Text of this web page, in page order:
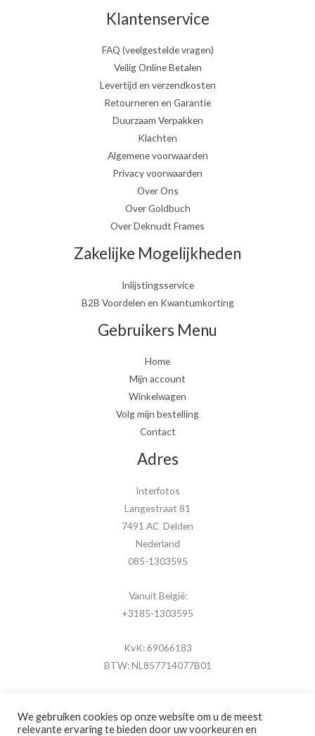
Klantenservice
FAQ (veelgestelde vragen)
Veilig Online Betalen
Levertijd en verzendkosten
Retourneren en Garantie
Duurzaam Verpakken
Klachten
Algemene voorwaarden
Privacy voorwaarden
Over Ons
Over Goldbuch
Over Deknudt Frames
Zakelijke Mogelijkheden
Inlijstingsservice
B2B Voordelen en Kwantumkorting
Gebruikers Menu
Home
Mijn account
Winkelwagen
Volg mijn bestelling
Contact
Adres
Interfotos
Langestraat 81
7491 AC Delden
Nederland
085-1303595
Vanuit België:
+3185-1303595
KvK: 69066183
BTW: NL857714077B01
We gebruiken cookies op onze website om u de meest
relevante ervaring te bieden door uw voorkeuren en